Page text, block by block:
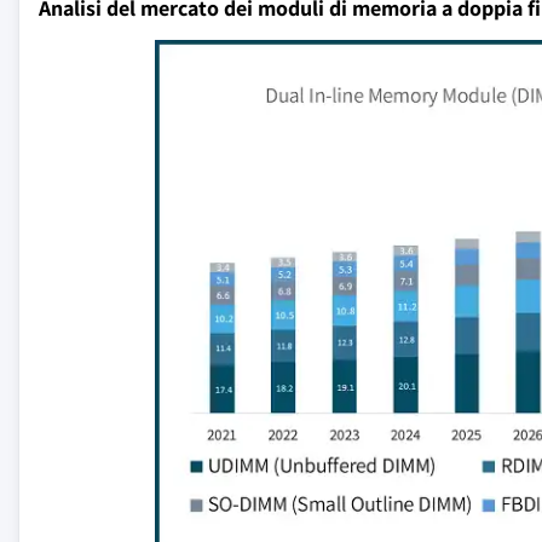
Analisi del mercato dei moduli di memoria a doppia